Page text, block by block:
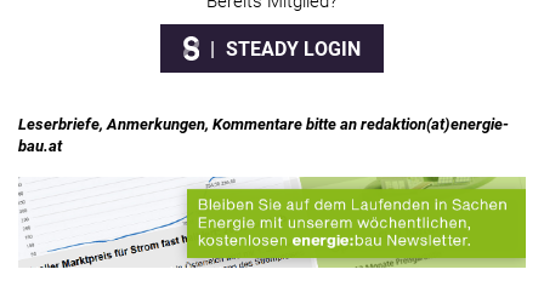
STEADY LOGIN
Leserbriefe, Anmerkungen, Kommentare bitte an redaktion(at)energie-
bau.at